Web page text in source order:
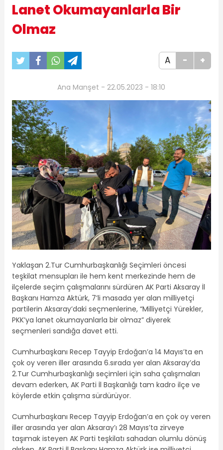
Lanet Okumayanlarla Bir
Olmaz
A - +
Ana Manşet - 22.05.2023 - 18:10
Yaklaşan 2.Tur Cumhurbaşkanlığı Seçimleri öncesi
teşkilat mensupları ile hem kent merkezinde hem de
ilçelerde seçim çalışmalarını sürdüren AK Parti Aksaray İl
Başkanı Hamza Aktürk, 7’li masada yer alan milliyetçi
partilerin Aksaray’daki seçmenlerine, “Milliyetçi Yürekler,
PKK’ya lanet okumayanlarla bir olmaz” diyerek
seçmenleri sandığa davet etti.
Cumhurbaşkanı Recep Tayyip Erdoğan’a 14 Mayıs’ta en
çok oy veren iller arasında 6.sırada yer alan Aksaray’da
2.Tur Cumhurbaşkanlığı seçimleri için saha çalışmaları
devam ederken, AK Parti İl Başkanlığı tam kadro ilçe ve
köylerde etkin çalışma sürdürüyor.
Cumhurbaşkanı Recep Tayyip Erdoğan’a en çok oy veren
iller arasında yer alan Aksaray’ı 28 Mayıs’ta zirveye
taşımak isteyen AK Parti teşkilatı sahadan olumlu dönüş